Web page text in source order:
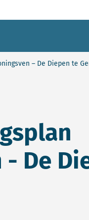
– De Diepen te
- De